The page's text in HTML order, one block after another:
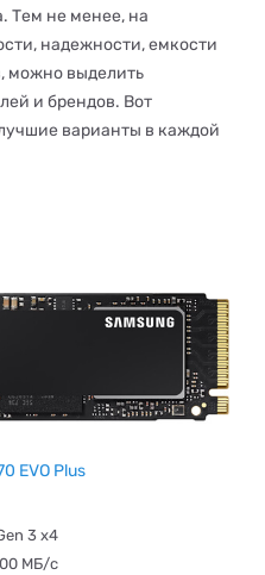
Тем не менее, на
надежности, емкости
можно выделить
и брендов. Вот
варианты в каждой
EVO Plus
3 x4
МБ/с